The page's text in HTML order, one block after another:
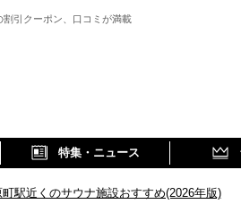
割引クーポン、口コミが満載
特集・ニュース
町駅近くのサウナ施設おすすめ(2026年版)